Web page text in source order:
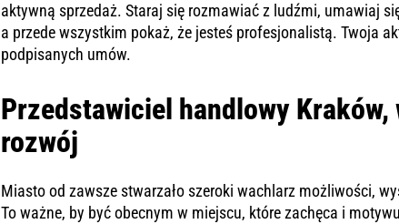
aktywną sprzedaż. Staraj się rozmawiać z ludźmi, umawiaj
a przede wszystkim pokaż, że jesteś profesjonalistą. Twoja
podpisanych umów.
Przedstawiciel handlowy
rozwój
Miasto od zawsze stwarzało szeroki wachlarz możliwości,
To ważne, by być obecnym w miejscu, które zachęca i